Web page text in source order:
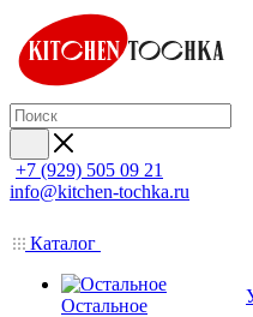
+7 (929) 505 09 21
info@kitchen-tochka.ru
Каталог
Остальное